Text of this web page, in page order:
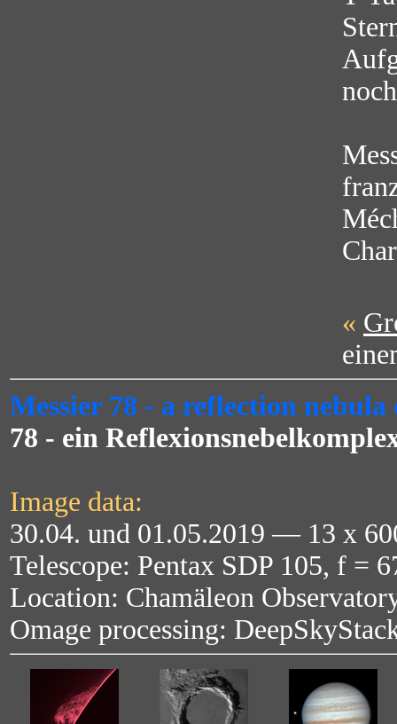
«
Messier 78 - a reflection
78 - ein
Image data:
30.04. und 01.05.2019 — 13 x
Telescope: Pentax SDP 105, f =
Location: Chamäleon
Omage processing: